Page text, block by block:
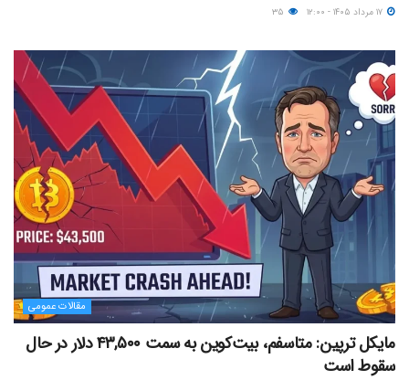
مقالات عمومی
مایکل ترپین: متاسفم، بیت‌کوین به سمت ۴۳,۵۰۰ دلار در حال
سقوط است